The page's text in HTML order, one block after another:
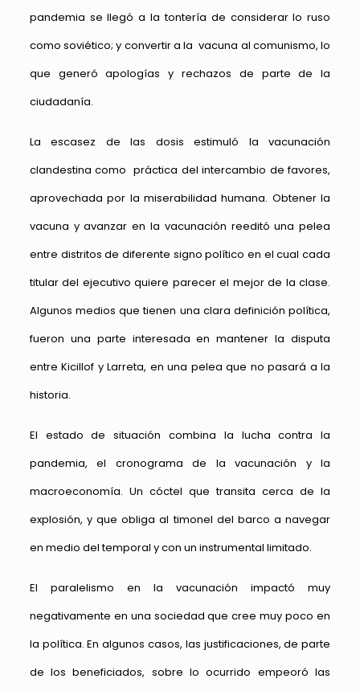
pandemia se llegó a la tontería de considerar lo ruso
como soviético; y convertir a la vacuna al comunismo, lo
que generó apologías y rechazos de parte de la
ciudadanía.
La escasez de las dosis estimuló la vacunación
clandestina como práctica del intercambio de favores,
aprovechada por la miserabilidad humana. Obtener la
vacuna y avanzar en la vacunación reeditó una pelea
entre distritos de diferente signo político en el cual cada
titular del ejecutivo quiere parecer el mejor de la clase.
Algunos medios que tienen una clara definición política,
fueron una parte interesada en mantener la disputa
entre Kicillof y Larreta, en una pelea que no pasará a la
historia.
El estado de situación combina la lucha contra la
pandemia, el cronograma de la vacunación y la
macroeconomía. Un cóctel que transita cerca de la
explosión, y que obliga al timonel del barco a navegar
en medio del temporal y con un instrumental limitado.
El paralelismo en la vacunación impactó muy
negativamente en una sociedad que cree muy poco en
la política. En algunos casos, las justificaciones, de parte
de los beneficiados, sobre lo ocurrido empeoró las